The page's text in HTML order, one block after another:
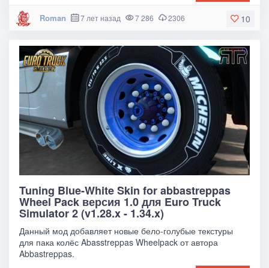
10
Roman 7 лет назад 7 286 2306
Tuning Blue-White Skin for abbastreppas
Wheel Pack версия 1.0 для Euro Truck
Simulator 2 (v1.28.x - 1.34.x)
Данный мод добавляет новые бело-голубые текстуры
для пака колёс Abasstreppas Wheelpack от автора
Abbastreppas.